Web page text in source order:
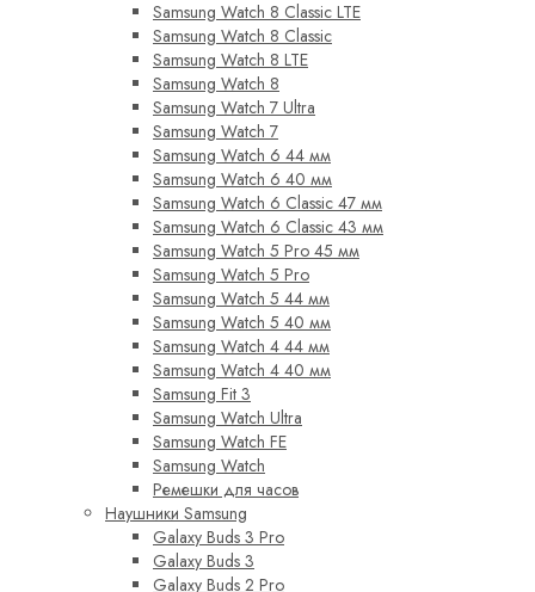
Samsung Watch 8 Classic LTE
Samsung Watch 8 Classic
Samsung Watch 8 LTE
Samsung Watch 8
Samsung Watch 7 Ultra
Samsung Watch 7
Samsung Watch 6 44 мм
Samsung Watch 6 40 мм
Samsung Watch 6 Classic 47 мм
Samsung Watch 6 Classic 43 мм
Samsung Watch 5 Pro 45 мм
Samsung Watch 5 Pro
Samsung Watch 5 44 мм
Samsung Watch 5 40 мм
Samsung Watch 4 44 мм
Samsung Watch 4 40 мм
Samsung Fit 3
Samsung Watch Ultra
Samsung Watch FE
Samsung Watch
Ремешки для часов
Наушники Samsung
Galaxy Buds 3 Pro
Galaxy Buds 3
Galaxy Buds 2 Pro